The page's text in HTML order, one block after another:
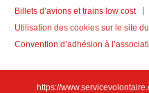
Billets d’avions et trains low cost
Utilisation des cookies sur le site du
Convention d’adhésion à
https://